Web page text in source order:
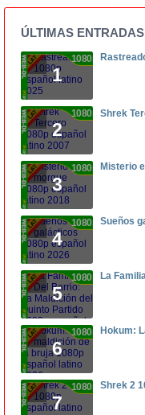
ÚLTIMAS ENTRADAS
1
1080p
2
1080p Shrek
3
1080p Misterio
4
1080p Sueños
5
1080p La
6
1080p Hokum:
7
1080p Shrek 2